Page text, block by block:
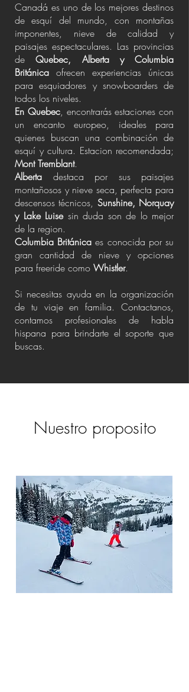
Canadá es uno de los mejores destinos
de esquí del mundo, con montañas
imponentes, nieve de calidad y
paisajes espectaculares. Las provincias
deQuebec, Alberta y Columbia
Británica ofrecen experiencias únicas
para esquiadores y snowboarders de
todos los niveles.
En Quebec, encontrarás estaciones con
un encanto europeo, ideales para
quienes buscan una combinación de
esquí y cultura. Estacion recomendada;
Mont Tremblant.
Alberta destaca por sus paisajes
montañosos y nieve seca, perfecta para
descensos técnicos, Sunshine, Norquay
y Lake Luisesin duda son de lo mejor
de la region.
Columbia Británica es conocida por su
gran cantidad de nieve y opciones
para freeride como Whistler.
Si necesitas ayuda en la organización
de tu viaje en familia. Contactanos,
contamos profesionales de habla
hispana para brindarte el soporte que
buscas.
Nuestro proposito